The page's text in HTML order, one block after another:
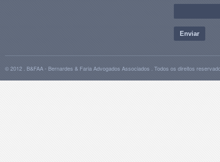
Enviar
© 2012 . B&FAA - Bernardes & Faria Advogados Associados . Todos os direitos